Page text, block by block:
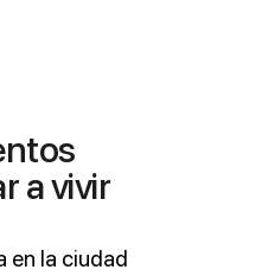
a vivir
en la ciudad